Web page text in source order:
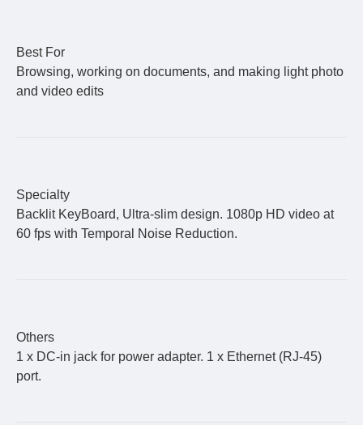
Best For
Browsing, working on documents, and making light photo
and video edits
Specialty
Backlit KeyBoard, Ultra-slim design. 1080p HD video at
60 fps with Temporal Noise Reduction.
Others
1 x DC-in jack for power adapter. 1 x Ethernet (RJ-45)
port.